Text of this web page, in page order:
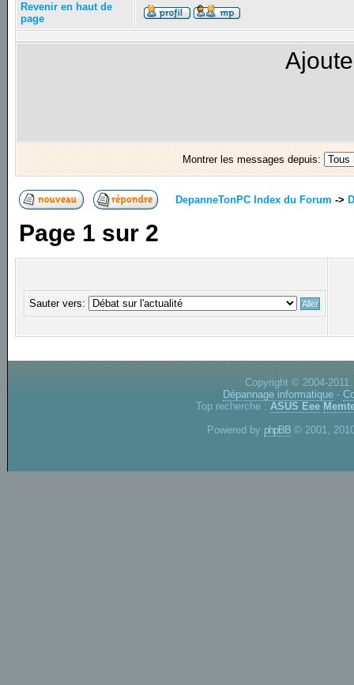
Revenir en haut de
page
Montrer les messages depuis:
DepanneTonPC Index du Forum ->
Page 1 sur 2
Sauter vers:
Copyright © 2004-
Dépannage informatique -
Top recherche : ASUS Eee
Powered by phpBB © 2001,